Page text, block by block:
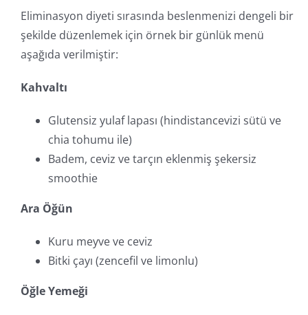
Eliminasyon diyeti sırasında beslenmenizi dengeli bir
şekilde düzenlemek için örnek bir günlük menü
aşağıda verilmiştir:
Kahvaltı
Glutensiz yulaf lapası (hindistancevizi sütü ve
chia tohumu ile)
Badem, ceviz ve tarçın eklenmiş şekersiz
smoothie
Ara Öğün
Kuru meyve ve ceviz
Bitki çayı (zencefil ve limonlu)
Öğle Yemeği